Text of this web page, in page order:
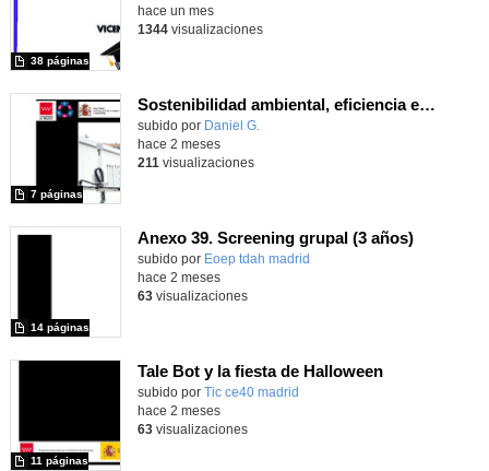
38 páginas
hace un mes
1344visualizaciones
Sostenibilidad ambiental, eficiencia energética y sistemas de producción inteligente para la industria 4.0
Contenido educativo.
subido por Daniel G.
7 páginas
hace 2 meses
211 visualizaciones
Anexo 39. Screening grupal (3 años)
Contenido educativo.
subido por Eoep tdah madrid
14 páginas
hace 2 meses
63visualizaciones
Tale Bot y la fiesta de Halloween
subido por Tic ce40 madrid
11 páginas
hace 2 meses
63visualizaciones